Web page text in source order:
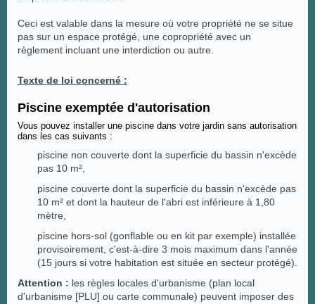
Ceci est valable dans la mesure où votre propriété ne se situe
pas sur un espace protégé, une copropriété avec un
règlement incluant une interdiction ou autre.
Texte de loi concerné :
Piscine exemptée d'autorisation
Vous pouvez installer une piscine dans votre jardin sans autorisation
dans les cas suivants :
piscine non couverte dont la superficie du bassin n'excède
pas 10 m²,
piscine couverte dont la superficie du bassin n'excède pas
10 m² et dont la hauteur de l'abri est inférieure à 1,80
mètre,
piscine hors-sol (gonflable ou en kit par exemple) installée
provisoirement, c'est-à-dire 3 mois maximum dans l'année
(15 jours si votre habitation est située en secteur protégé).
Attention : les règles locales d'urbanisme (plan local
d'urbanisme [PLU] ou carte communale) peuvent imposer des